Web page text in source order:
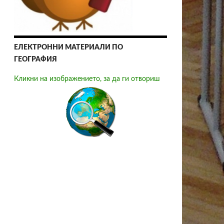
ЕЛЕКТРОННИ МАТЕРИАЛИ ПО
ГЕОГРАФИЯ
Кликни на изображението, за да ги отвориш